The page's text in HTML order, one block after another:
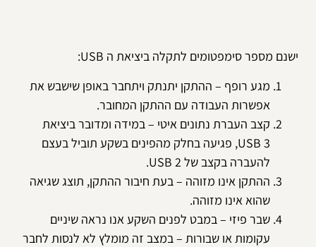
ישנם מספר סימפטומים לתקלה ביציאת ה USB:
מגע רופף – ההתקן יתנתק ויתחבר באופן שישבש את
אפשרות העבודה עם ההתקן המחובר.
קצב העברת נתונים איטי – במידה ומדובר ביציאת
USB 3, פגיעה בחלק מהפינים בשקע תוביל בעצם
להעברה בקצב של USB 2.
ההתקן אינו מזוהה – בעת חיבור ההתקן, תוצג שגיאה
שהוא אינו מזוהה.
שבר פיזי – במבט לפנים השקע אנו נראה שיניים
עקומות או שבורות – במצב זה מומלץ לא לנסות לחבר